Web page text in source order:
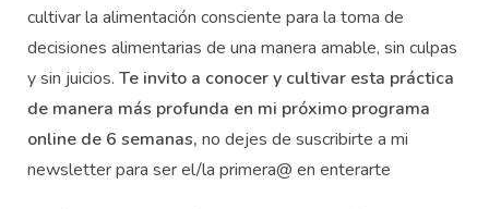
cultivar la alimentación consciente para la toma de
decisiones alimentarias de una manera amable, sin culpas
y sin juicios. Te invito a conocer y cultivar esta práctica
de manera más profunda en mi próximo programa
online de 6 semanas, no dejes de suscribirte a mi
newsletter para ser el/la primera@ en enterarte